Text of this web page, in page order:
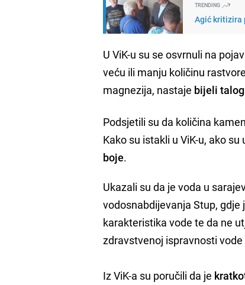
TRENDING
Agić kritizira
U ViK-u su se osvrnuli na
veću ili manju količinu
magnezija, nastaje bijeli
Podsjetili su da količina
Kako su istakli u ViK-u, ako
boje.
Ukazali su da je voda u
vodosnabdijevanja Stup,
karakteristika vode te da ne
zdravstvenoj ispravnosti vode
Iz ViK-a su poručili da je